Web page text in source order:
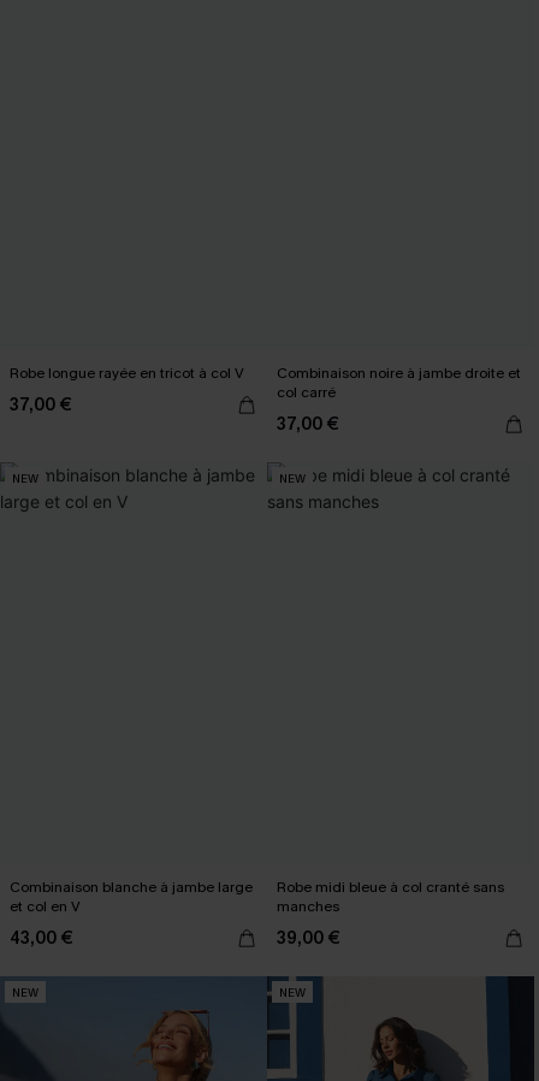
Robe longue rayée en tricot à col V
37,00 €
Combinaison noire à jambe droite et
col carré
37,00 €
NEW
Combinaison blanche à jambe large
et col en V
43,00 €
NEW
Robe midi bleue à col cranté sans
manches
39,00 €
NEW NEW